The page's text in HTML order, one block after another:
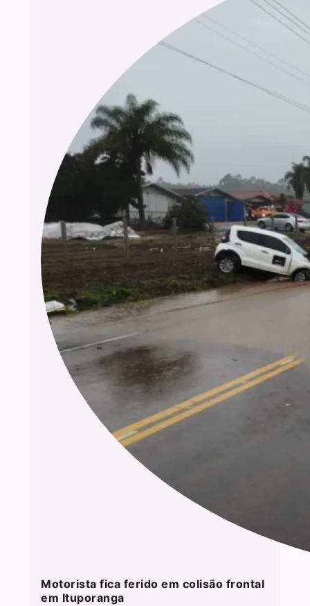
Motorista fica ferido em colisão frontal
em Ituporanga